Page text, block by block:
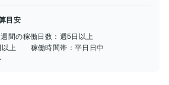
目安
間の稼働日数： 週5日以上
上 稼働時間帯：平日日中